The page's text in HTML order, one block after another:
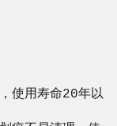
使用寿命20年以